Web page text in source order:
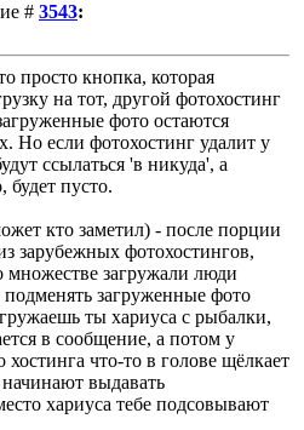
# 3543:
просто кнопка, которая
на тот, другой фотохостинг
фото остаются
Но если фотохостинг удалит у
ссылаться 'в никуда', а
будет пусто.
кто заметил) - после порции
зарубежных фотохостингов,
множестве загружали люди
загруженные фото
ты хариуса с рыбалки,
в сообщение, а потом у
что-то в голове щёлкает
выдавать
хариуса тебе подсовывают